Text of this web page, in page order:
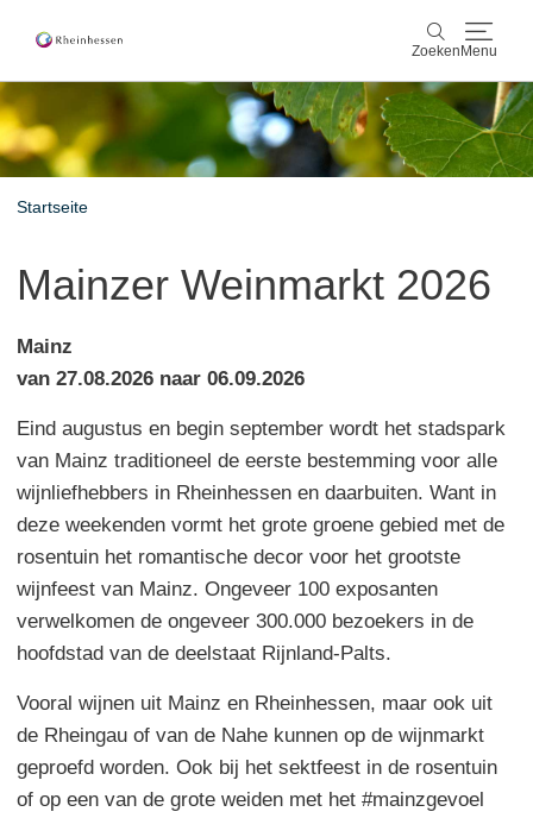
Zoeken Menu
Zoeken
wijn & gastronomie
reservering & service
Rheinhessen-Blog kaart
Startseite
Mainzer Weinmarkt 2026
Mainz
van 27.08.2026 naar 06.09.2026
Eind augustus en begin september wordt het stadspark
van Mainz traditioneel de eerste bestemming voor alle
wijnliefhebbers in Rheinhessen en daarbuiten. Want in
deze weekenden vormt het grote groene gebied met de
rosentuin het romantische decor voor het grootste
wijnfeest van Mainz. Ongeveer 100 exposanten
verwelkomen de ongeveer 300.000 bezoekers in de
hoofdstad van de deelstaat Rijnland-Palts.
Vooral wijnen uit Mainz en Rheinhessen, maar ook uit
de Rheingau of van de Nahe kunnen op de wijnmarkt
geproefd worden. Ook bij het sektfeest in de rosentuin
of op een van de grote weiden met het #mainzgevoel